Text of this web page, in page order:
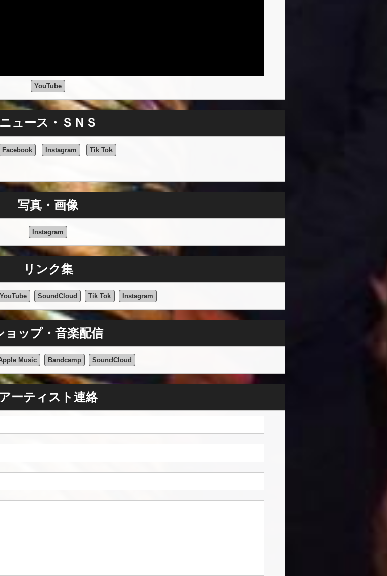
YouTube
ニュース・ＳＮＳ
Facebook Instagram Tik Tok
写真・画像
Instagram
リンク集
YouTube SoundCloud Tik Tok Instagram
ョップ・音楽配信
Music Bandcamp SoundCloud
アーティスト連絡